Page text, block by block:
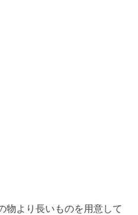
物より長いものを用意して